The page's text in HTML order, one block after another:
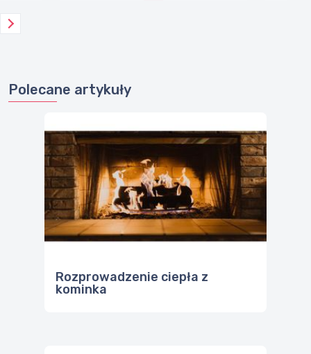
Polecane artykuły
Rozprowadzenie ciepła z
kominka